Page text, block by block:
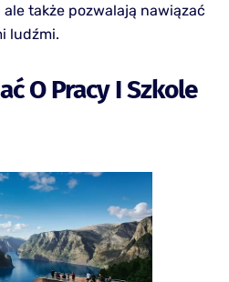
także pozwalają nawiązać
ludźmi.
O Pracy I Szkole